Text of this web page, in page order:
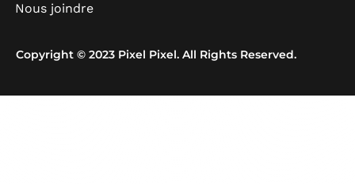
Nous joindre
Copyright © 2023 Pixel Pixel. All Rights Reserved.